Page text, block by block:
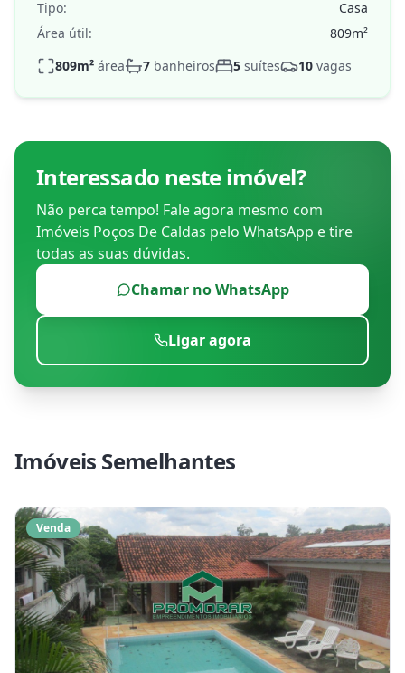
Tipo:
Casa
Área útil:
809m²
809m² área 7 banheiros 5 suítes 10 vagas
Interessado neste imóvel?
Não perca tempo! Fale agora mesmo com
Imóveis Poços De Caldas pelo WhatsApp e tire
todas as suas dúvidas.
Chamar no WhatsApp
Ligar agora
Imóveis Semelhantes
Venda